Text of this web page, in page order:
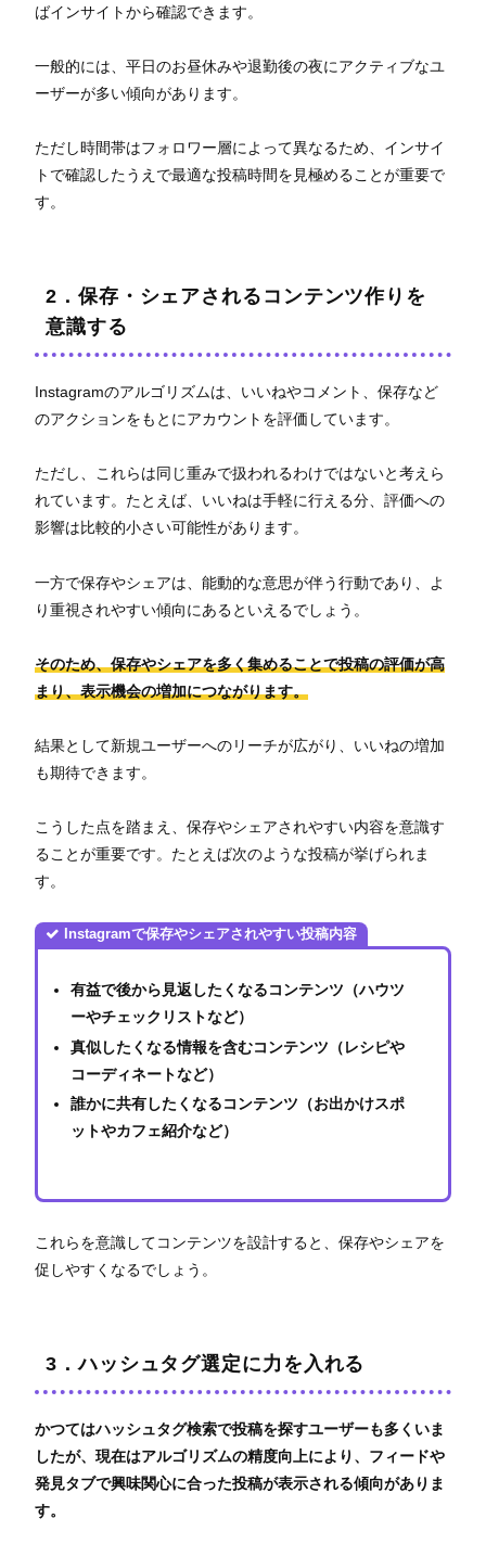
ばインサイトから確認できます。
一般的には、平日のお昼休みや退勤後の夜にアクティブなユ
ーザーが多い傾向があります。
ただし時間帯はフォロワー層によって異なるため、インサイ
トで確認したうえで最適な投稿時間を見極めることが重要で
す。
2．保存・シェアされるコンテンツ作りを
意識する
Instagramのアルゴリズムは、いいねやコメント、保存など
のアクションをもとにアカウントを評価しています。
ただし、これらは同じ重みで扱われるわけではないと考えら
れています。たとえば、いいねは手軽に行える分、評価への
影響は比較的小さい可能性があります。
一方で保存やシェアは、能動的な意思が伴う行動であり、よ
り重視されやすい傾向にあるといえるでしょう。
そのため、保存やシェアを多く集めることで投稿の評価が高
まり、表示機会の増加につながります。
結果として新規ユーザーへのリーチが広がり、いいねの増加
も期待できます。
こうした点を踏まえ、保存やシェアされやすい内容を意識す
ることが重要です。たとえば次のような投稿が挙げられま
す。
Instagramで保存やシェアされやすい投稿内容
有益で後から見返したくなるコンテンツ（ハウツ
ーやチェックリストなど）
真似したくなる情報を含むコンテンツ（レシピや
コーディネートなど）
誰かに共有したくなるコンテンツ（お出かけスポ
ットやカフェ紹介など）
これらを意識してコンテンツを設計すると、保存やシェアを
促しやすくなるでしょう。
3．ハッシュタグ選定に力を入れる
かつてはハッシュタグ検索で投稿を探すユーザーも多くいま
したが、現在はアルゴリズムの精度向上により、フィードや
発見タブで興味関心に合った投稿が表示される傾向がありま
す。